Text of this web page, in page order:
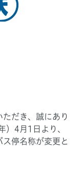
だき、誠にあり
）4月1日より、
停名称が変更と